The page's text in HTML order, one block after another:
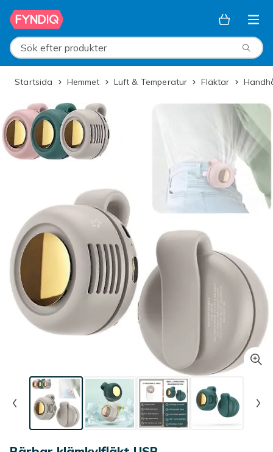
Hoppa till huvudinnehållet
Sök efter produkter
Startsida Hemmet Luft & Temperatur Fläktar